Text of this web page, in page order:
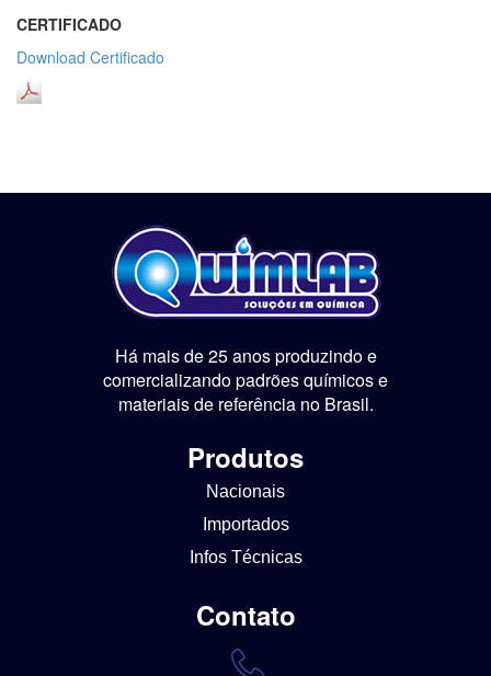
CERTIFICADO
Download Certificado
Há mais de 25 anos produzindo e
comercializando padrões químicos e
materiais de referência no Brasil.
Produtos
Nacionais
Importados
Infos Técnicas
Contato